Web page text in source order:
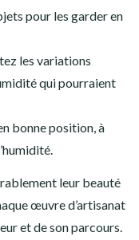
pour les garder en
les variations
qui pourraient
bonne position, à
leur beauté
œuvre d’artisanat
et de son parcours.